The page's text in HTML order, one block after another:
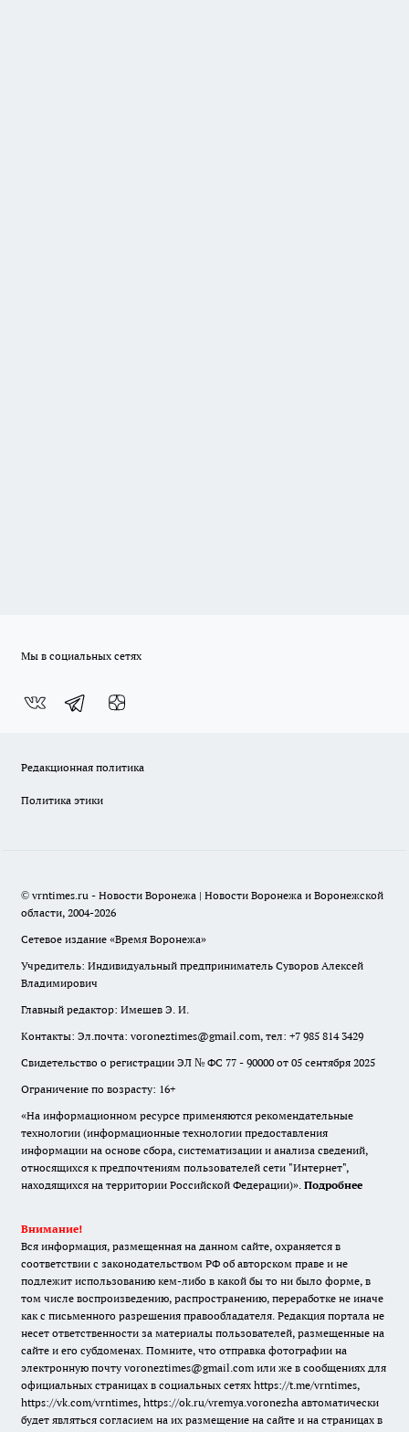
Мы в социальных сетях
Редакционная политика
Политика этики
© vrntimes.ru - Новости Воронежа | Новости Воронежа и Воронежской
области, 2004-2026
Сетевое издание «Время Воронежа»
Учредитель: Индивидуальный предприниматель Суворов Алексей
Владимирович
Главный редактор: Имешев Э. И.
Контакты: Эл.почта: voroneztimes@gmail.com, тел: +7 985 814 3429
Свидетельство о регистрации ЭЛ № ФС 77 - 90000 от 05 сентября 2025
Ограничение по возрасту: 16+
«На информационном ресурсе применяются рекомендательные
технологии (информационные технологии предоставления
информации на основе сбора, систематизации и анализа сведений,
относящихся к предпочтениям пользователей сети "Интернет",
находящихся на территории Российской Федерации)». Подробнее
Внимание!
Вся информация, размещенная на данном сайте, охраняется в
соответствии с законодательством РФ об авторском праве и не
подлежит использованию кем-либо в какой бы то ни было форме, в
том числе воспроизведению, распространению, переработке не иначе
как с письменного разрешения правообладателя. Редакция портала не
несет ответственности за материалы пользователей, размещенные на
сайте и его субдоменах. Помните, что отправка фотографии на
электронную почту voroneztimes@gmail.com или же в сообщениях для
официальных страницах в социальных сетях https://t.me/vrntimes,
https://vk.com/vrntimes, https://ok.ru/vremya.voronezha автоматически
будет являться согласием на их размещение на сайте и на страницах в